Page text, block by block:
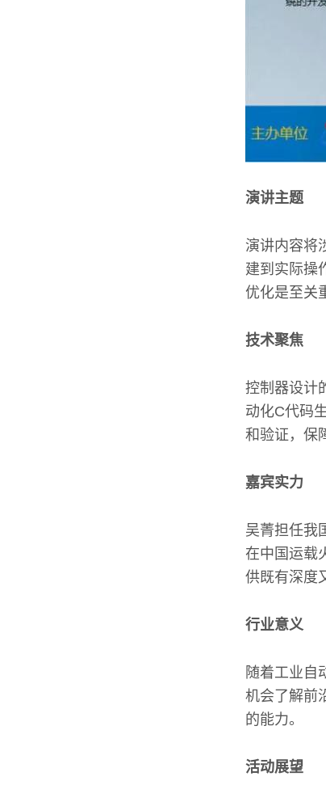
演讲主题
演讲内容将
建到实际操
优化是至关
技术聚焦
控制器设计
动化C代码
和验证，保
嘉宾实力
吴菁担任我
在中国运载
供既有深度
行业意义
随着工业自
机会了解前
的能力。
活动展望